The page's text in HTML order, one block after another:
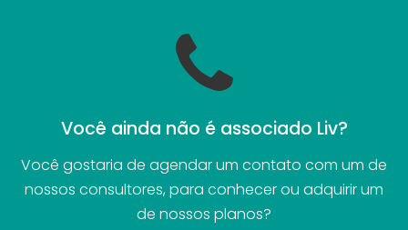
Você ainda não é associado Liv?
Você gostaria de agendar um contato com um de
nossos consultores, para conhecer ou adquirir um
de nossos planos?